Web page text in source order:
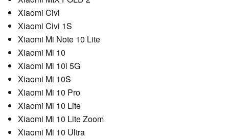
Xiaomi Civi
Xiaomi Civi 1S
Xiaomi Mi Note 10 Lite
Xiaomi Mi 10
Xiaomi Mi 10i 5G
Xiaomi Mi 10S
Xiaomi Mi 10 Pro
Xiaomi Mi 10 Lite
Xiaomi Mi 10 Lite Zoom
Xiaomi Mi 10 Ultra